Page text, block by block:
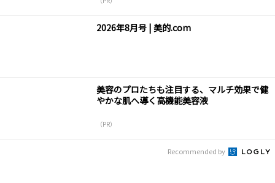
2026年8月号 | 美的.com
美容のプロたちも注目する、マルチ効果で健
やかな肌へ導く高機能美容液
（PR）
Recommended by